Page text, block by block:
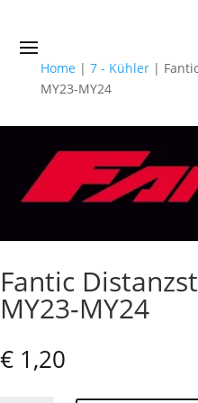
Home | 7 - Kühler|
MY23-MY24
Fantic
MY23-MY24
€ 1,20